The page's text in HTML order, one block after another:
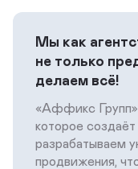
Мы как
не только
делаем всё!
«Аффикс Групп»
которое
разрабатываем
продвижения,